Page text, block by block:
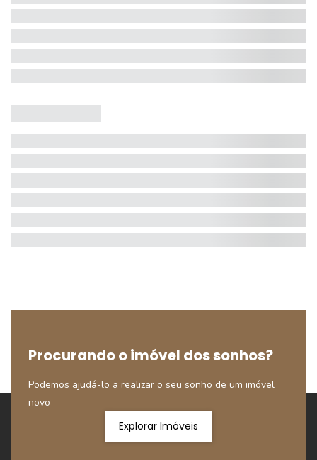
Procurando o imóvel dos sonhos?
Podemos ajudá-lo a realizar o seu sonho de um imóvel
novo
Explorar Imóveis